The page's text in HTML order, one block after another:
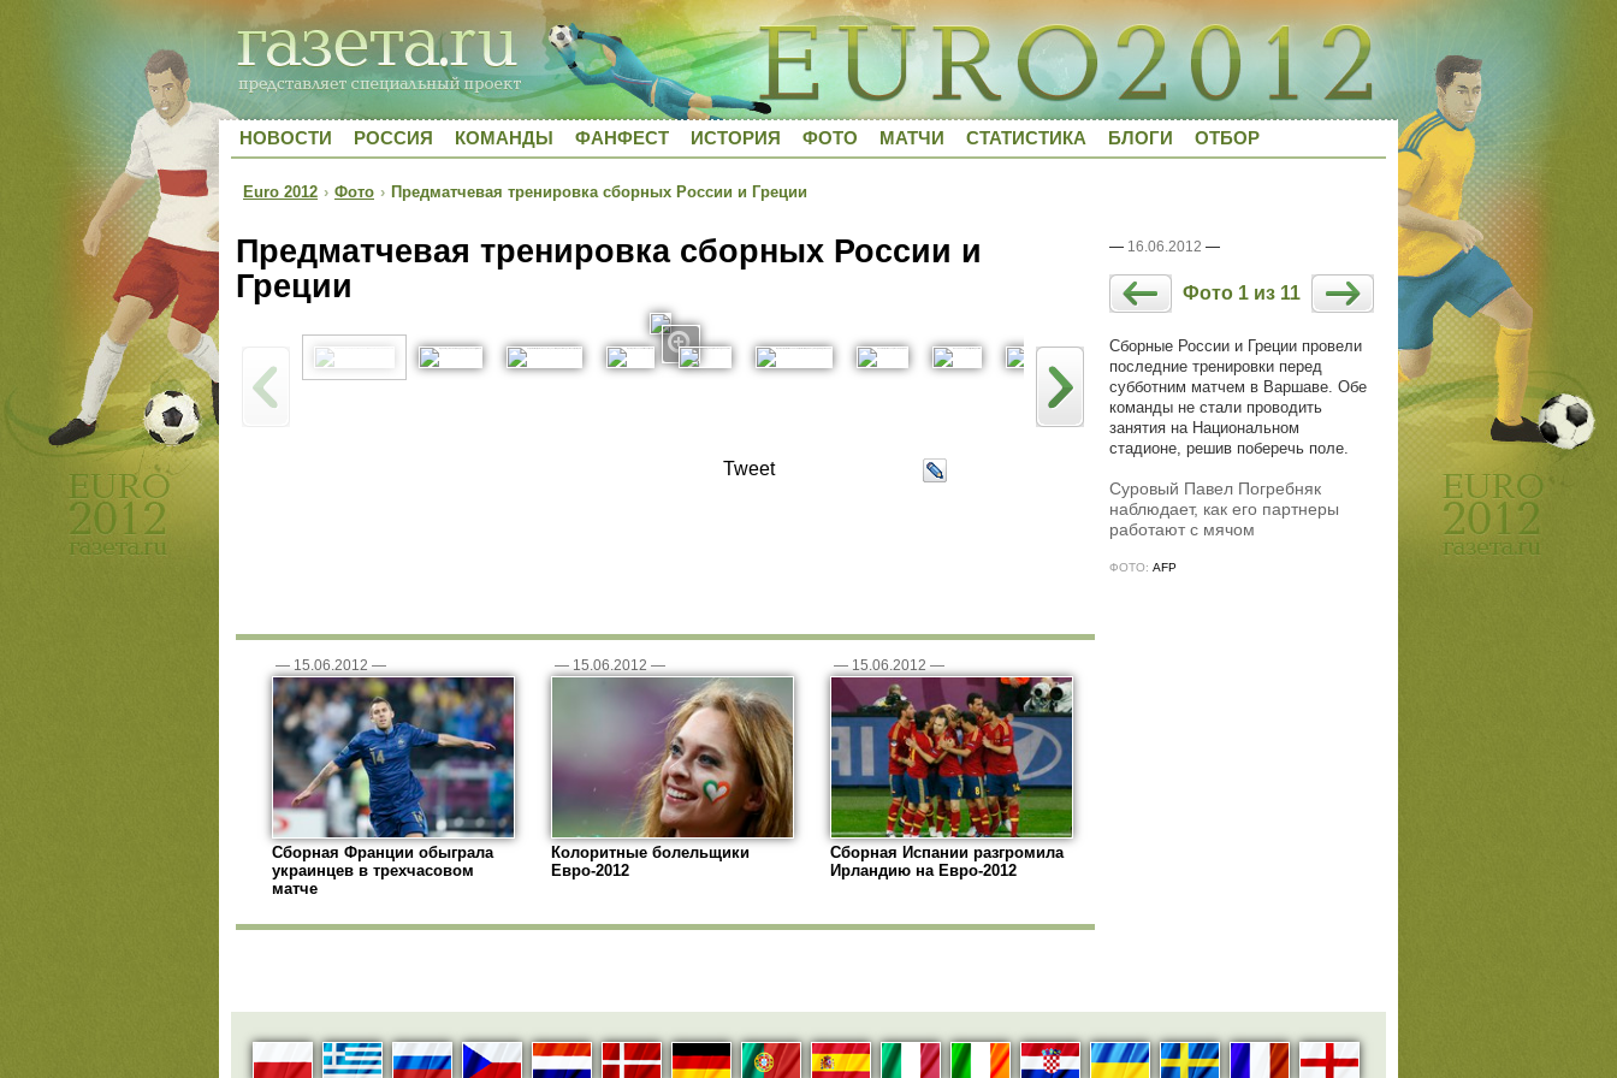
НОВОСТИ РОССИЯ КОМАНДЫ ФАНФЕСТ ИСТОРИЯ ФОТО МАТЧИ СТАТИСТИКА БЛОГИ ОТБОР
Euro 2012 › Фото › Предматчевая тренировка сборных России и Греции
Предматчевая тренировка сборных России и
Греции
Tweet
— 16.06.2012 —
Фото 1 из 11
Сборные России и Греции провели
последние тренировки перед
субботним матчем в Варшаве. Обе
команды не стали проводить
занятия на Национальном
стадионе, решив поберечь поле.
Суровый Павел Погребняк
наблюдает, как его партнеры
работают с мячом
ФОТО: AFP
— 15.06.2012 —
Сборная Франции обыграла
украинцев в трехчасовом
матче
— 15.06.2012 —
Колоритные болельщики
Евро-2012
— 15.06.2012 —
Сборная Испании разгромила
Ирландию на Евро-2012